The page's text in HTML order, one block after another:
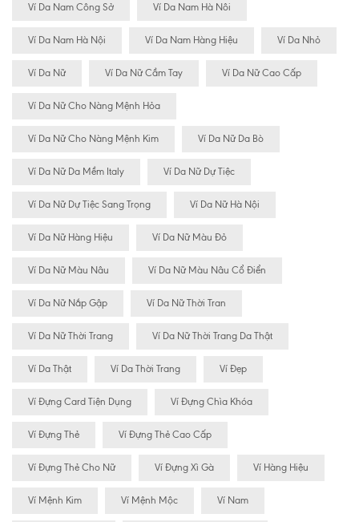
Ví Da Nam Công Sở Ví Da Nam Hà Nôi
Ví Da Nam Hà Nội Ví Da Nam Hàng Hiệu Ví Da Nhỏ
Ví Da Nữ Ví Da Nữ Cầm Tay Ví Da Nữ Cao Cấp
Ví Da Nữ Cho Nàng Mệnh Hỏa
Ví Da Nữ Cho Nàng Mệnh Kim Ví Da Nữ Da Bò
Ví Da Nữ Da Mềm Italy Ví Da Nữ Dự Tiệc
Ví Da Nữ Dự Tiệc Sang Trọng Ví Da Nữ Hà Nội
Ví Da Nữ Hàng Hiệu Ví Da Nữ Màu Đỏ
Ví Da Nữ Màu Nâu Ví Da Nữ Màu Nâu Cổ Điển
Ví Da Nữ Nắp Gập Ví Da Nữ Thời Tran
Ví Da Nữ Thời Trang Ví Da Nữ Thời Trang Da Thật
Ví Da Thật Ví Da Thời Trang Ví Đẹp
Ví Đựng Card Tiện Dụng Ví Đựng Chìa Khóa
Ví Đựng Thẻ Ví Đựng Thẻ Cao Cấp
Ví Đựng Thẻ Cho Nữ Ví Đựng Xì Gà Ví Hàng Hiệu
Ví Mệnh Kim Ví Mệnh Mộc Ví Nam